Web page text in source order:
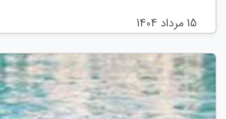
15 مرداد 1404